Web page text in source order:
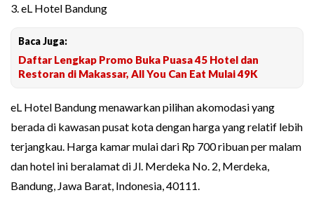
3. eL Hotel Bandung
Baca Juga:
Daftar Lengkap Promo Buka Puasa 45 Hotel dan
Restoran di Makassar, All You Can Eat Mulai 49K
eL Hotel Bandung menawarkan pilihan akomodasi yang
berada di kawasan pusat kota dengan harga yang relatif lebih
terjangkau. Harga kamar mulai dari Rp 700 ribuan per malam
dan hotel ini beralamat di Jl. Merdeka No. 2, Merdeka,
Bandung, Jawa Barat, Indonesia, 40111.